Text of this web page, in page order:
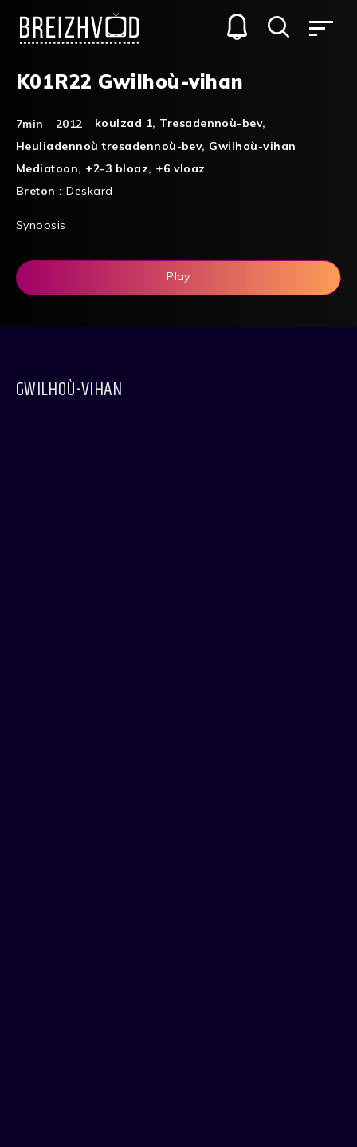
K01R22 Gwilhoù-vihan
7min 2012 koulzad 1, Tresadennoù-bev,
Heuliadennoù tresadennoù-bev, Gwilhoù-vihan
Mediatoon, +2-3 bloaz, +6 vloaz
Breton :Deskard
Synopsis
Play
GWILHOÙ-VIHAN